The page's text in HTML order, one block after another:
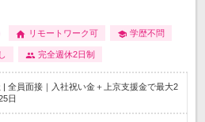
リモートワーク可 学歴不問
完全週休2日制
| 全員面接｜入社祝い金＋上京支援金で最大2
日